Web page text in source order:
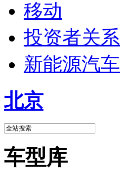
移动
投资者关系
新能源汽车
北京
车型库